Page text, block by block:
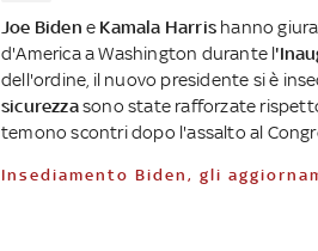
Joe Biden e Kamala Harris hanno
d'America a Washington durante l
dell'ordine, il nuovo presidente si è
sicurezzasono state rafforzate
temono scontri dopo l'assalto al
Insediamento Biden, gli